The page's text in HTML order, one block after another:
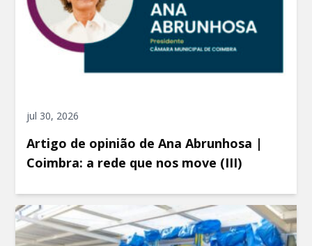
jul 30, 2026
Artigo de opinião de Ana Abrunhosa |
Coimbra: a rede que nos move (III)